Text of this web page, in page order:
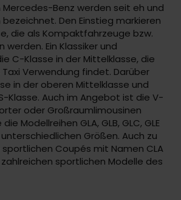
Mercedes-Benz werden seit eh und
Den Einstieg markieren
die als Kompaktfahrzeuge bzw.
Ein Klassiker und
C-Klasse in der Mittelklasse, die
Verwendung findet. Darüber
in der oberen Mittelklasse und
Klasse. Auch im Angebot ist die V-
oder Großraumlimousinen
Modellreihen GLA, GLB, GLC, GLE
unterschiedlichen Größen. Auch zu
Coupés mit Namen CLA
zahlreichen sportlichen Modelle des